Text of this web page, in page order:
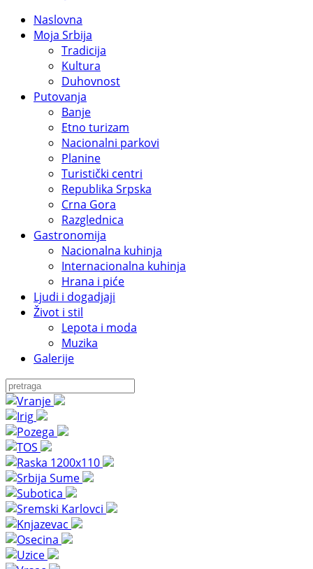
Naslovna
Moja Srbija
Tradicija
Kultura
Duhovnost
Putovanja
Banje
Etno turizam
Nacionalni parkovi
Planine
Turistički centri
Republika Srpska
Crna Gora
Razglednica
Gastronomija
Nacionalna kuhinja
Internacionalna kuhinja
Hrana i piće
Ljudi i dogadjaji
Život i stil
Lepota i moda
Muzika
Galerije